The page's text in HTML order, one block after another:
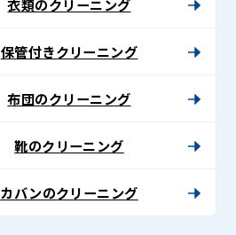
衣類のクリーニング
保管付きクリーニング
布団のクリーニング
靴のクリーニング
カバンのクリーニング